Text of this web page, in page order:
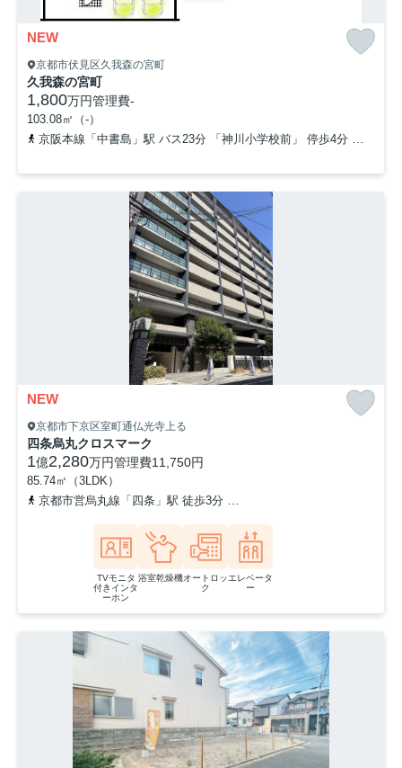
NEW
京都市伏見区久我森の宮町
久我森の宮町
1,800万円管理費-
103.08㎡（-）
京阪本線「中書島」駅 バス23分 「神川小学校前」 停歩4分
NEW
京都市下京区室町通仏光寺上る
四条烏丸クロスマーク
1億2,280万円管理費11,750円
85.74㎡（3LDK）
京都市営烏丸線「四条」駅 徒歩3分
TVモニタ
付きインタ
ーホン
浴室乾燥機オートロッ
ク
エレベータ
ー